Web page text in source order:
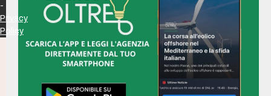
-
Privacy
Policy